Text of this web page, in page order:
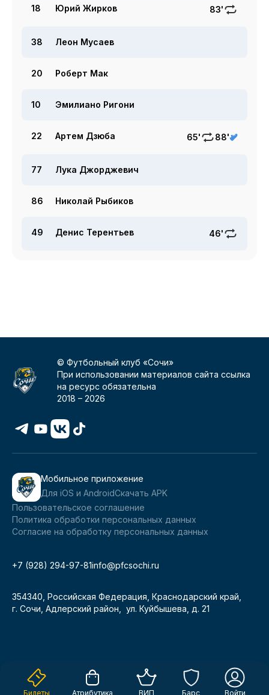
Билеты Атрибутика ВИП Барс Войти
18 Юрий Жирков 83'
38 Леон Мусаев
20 Роберт Мак
10 Эмилиано Ригони
22 Артем Дзюба 65' 88'
77 Лука Джорджевич
86 Николай Рыбиков
49 Денис Терентьев 46'
© Футбольный клуб «Сочи»
При использовании материалов сайта ссылка
на ресурс обязательна
2018 –2026
Мобильное приложение
Для iOS и AndroidСкачать APK
Пользовательское соглашение
Политика обработки персональных данных
Согласие на обработку персональных данных
+7 (928) 294-97-81info@pfcsochi.ru
354340, Российская Федерация, Краснодарский край,
г. Сочи, Адлерский район, ул. Куйбышева, д. 21